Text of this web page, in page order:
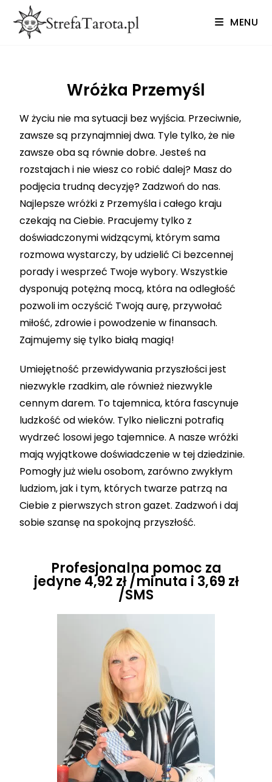
MENU
Wróżka Przemyśl
W życiu nie ma sytuacji bez wyjścia. Przeciwnie,
zawsze są przynajmniej dwa. Tyle tylko, że nie
zawsze oba są równie dobre. Jesteś na
rozstajach i nie wiesz co robić dalej? Masz do
podjęcia trudną decyzję? Zadzwoń do nas.
Najlepsze wróżki z Przemyśla i całego kraju
czekają na Ciebie. Pracujemy tylko z
doświadczonymi widzącymi, którym sama
rozmowa wystarczy, by udzielić Ci bezcennej
porady i wesprzeć Twoje wybory. Wszystkie
dysponują potężną mocą, która na odległość
pozwoli im oczyścić Twoją aurę, przywołać
miłość, zdrowie i powodzenie w finansach.
Zajmujemy się tylko białą magią!
Umiejętność przewidywania przyszłości jest
niezwykle rzadkim, ale również niezwykle
cennym darem. To tajemnica, która fascynuje
ludzkość od wieków. Tylko nieliczni potrafią
wydrzeć losowi jego tajemnice. A nasze wróżki
mają wyjątkowe doświadczenie w tej dziedzinie.
Pomogły już wielu osobom, zarówno zwykłym
ludziom, jak i tym, których twarze patrzą na
Ciebie z pierwszych stron gazet. Zadzwoń i daj
sobie szansę na spokojną przyszłość.
Profesjonalna pomoc za
jedyne 4,92 zł /minuta i 3,69 zł
/SMS